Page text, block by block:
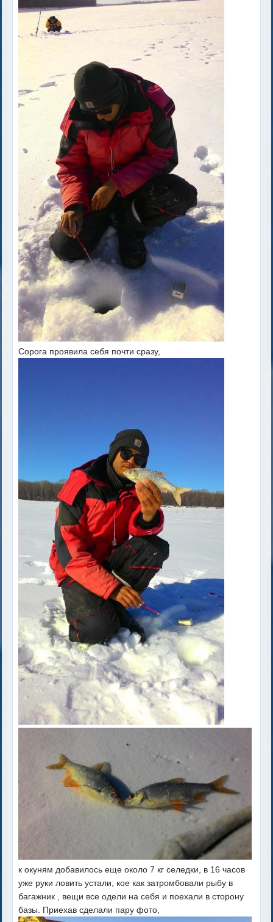
Сорога проявила себя почти сразу,
к окуням добавилось еще около 7 кг селедки, в 16 часов
уже руки ловить устали, кое как затромбовали рыбу в
багажник , вещи все одели на себя и поехали в сторону
базы. Приехав сделали пару фото,